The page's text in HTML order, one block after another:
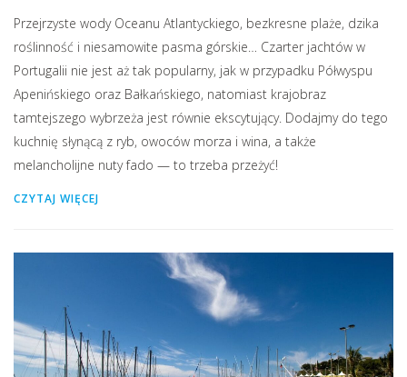
Przejrzyste wody Oceanu Atlantyckiego, bezkresne plaże, dzika
roślinność i niesamowite pasma górskie… Czarter jachtów w
Portugalii nie jest aż tak popularny, jak w przypadku Półwyspu
Apenińskiego oraz Bałkańskiego, natomiast krajobraz
tamtejszego wybrzeża jest równie ekscytujący. Dodajmy do tego
kuchnię słynącą z ryb, owoców morza i wina, a także
melancholijne nuty fado — to trzeba przeżyć!
CZYTAJ WIĘCEJ